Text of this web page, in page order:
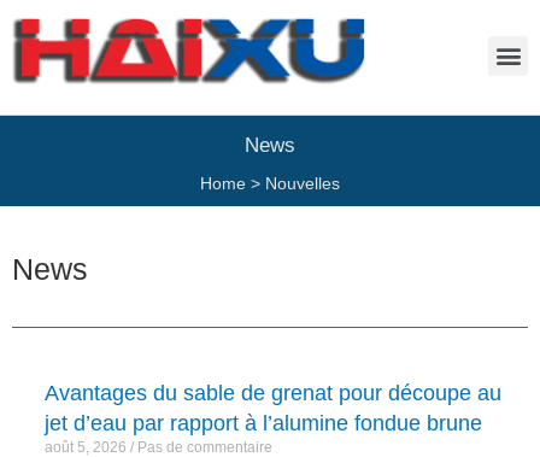
News
Home > Nouvelles
News
Avantages du sable de grenat pour découpe au
jet d’eau par rapport à l’alumine fondue brune
août 5, 2026 Pas de commentaire